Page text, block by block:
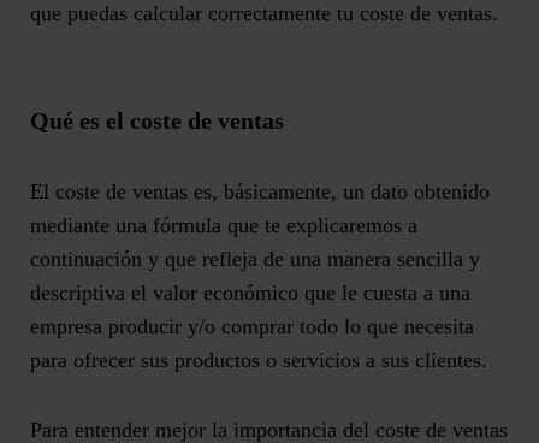
que puedas calcular correctamente tu coste de ventas.
Qué es el coste de ventas
El coste de ventas es, básicamente, un dato obtenido
mediante una fórmula que te explicaremos a
continuación y que refleja de una manera sencilla y
descriptiva el valor económico que le cuesta a una
empresa producir y/o comprar todo lo que necesita
para ofrecer sus productos o servicios a sus clientes.
Para entender mejor la importancia del coste de ventas